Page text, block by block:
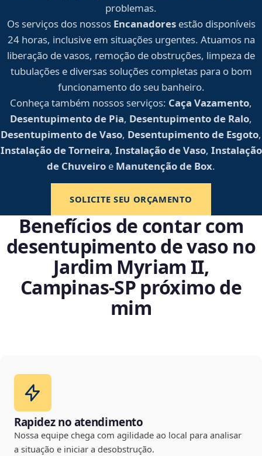
problemas.
Os serviços dos nossos Encanadoresestão disponíveis
24 horas, inclusive em situações urgentes. Atuamos na
liberação de vasos, remoção de obstruções, limpeza de
tubulações e diversas soluções completas para o bom
funcionamento do seu banheiro.
Conheça também nossos serviços: Caça Vazamento,
Desentupimento de Pia, Desentupimento de Ralo,
Desentupimento de Vaso, Desentupimento de Esgoto,
Instalação de Torneira, Instalação de Vaso, Instalação
de Chuveiro e Manutenção de Box.
SOLICITE SEU ORÇAMENTO
Benefícios de contar com
desentupimento de vaso no
Jardim Myriam II,
Campinas‑SP próximo de
mim
Rapidez no atendimento
Nossa equipe chega com agilidade ao local para analisar
a situação e iniciar a desobstrução.